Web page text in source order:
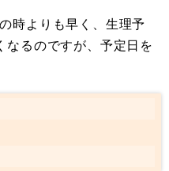
時よりも早く、生理予
なるのですが、予定日を